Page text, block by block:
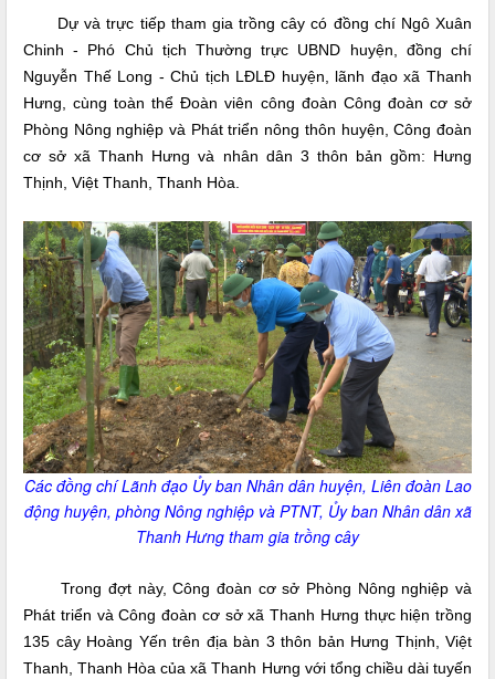
Dự và trực tiếp tham gia trồng cây có đồng chí Ngô Xuân
Chinh - Phó Chủ tịch Thường trực UBND huyện, đồng chí
Nguyễn Thế Long - Chủ tịch LĐLĐ huyện, lãnh đạo xã Thanh
Hưng, cùng toàn thể Đoàn viên công đoàn Công đoàn cơ sở
Phòng Nông nghiệp và Phát triển nông thôn huyện, Công đoàn
cơ sở xã Thanh Hưng và nhân dân 3 thôn bản gồm: Hưng
Thịnh, Việt Thanh, Thanh Hòa.
Các đồng chí Lãnh đạo Ủy ban Nhân dân huyện, Liên đoàn Lao
động huyện, phòng Nông nghiệp và PTNT, Ủy ban Nhân dân xã
Thanh Hưng tham gia trồng cây
Trong đợt này, Công đoàn cơ sở Phòng Nông nghiệp và
Phát triển và Công đoàn cơ sở xã Thanh Hưng thực hiện trồng
135 cây Hoàng Yến trên địa bàn 3 thôn bản Hưng Thịnh, Việt
Thanh, Thanh Hòa của xã Thanh Hưng với tổng chiều dài tuyến